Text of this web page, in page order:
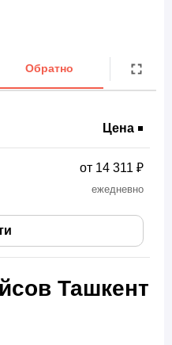
Обратно
Цена
ежедневно
от 14 311 ₽
Ташкент